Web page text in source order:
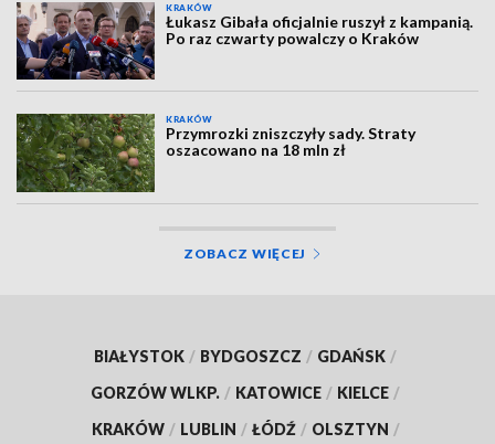
KRAKÓW
Łukasz Gibała oficjalnie ruszył z kampanią.
Po raz czwarty powalczy o Kraków
KRAKÓW
Przymrozki zniszczyły sady. Straty
oszacowano na 18 mln zł
ZOBACZ WIĘCEJ
BIAŁYSTOK / BYDGOSZCZ / GDAŃSK /
GORZÓW WLKP. / KATOWICE / KIELCE /
KRAKÓW / LUBLIN / ŁÓDŹ / OLSZTYN /